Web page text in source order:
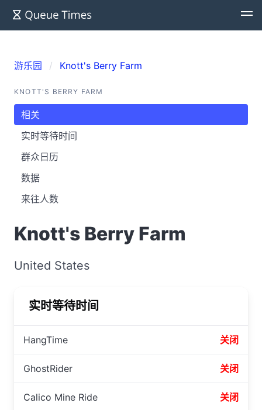
游乐园 Knott's Berry Farm
KNOTT'S BERRY FARM
相关
实时等待时间
群众日历
数据
来往人数
Knott's Berry Farm
United States
实时等待时间
HangTime 关闭
GhostRider 关闭
Calico Mine Ride 关闭